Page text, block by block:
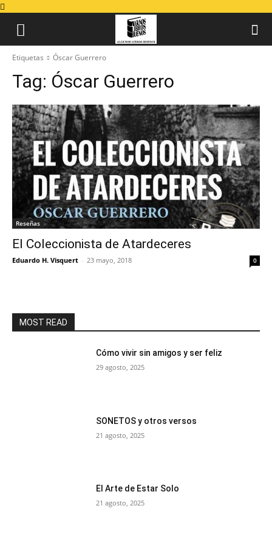
Etiquetas Óscar Guerrero
Tag: Óscar Guerrero
Reseñas
El Coleccionista de Atardeceres
Eduardo H. Visquert - 23 mayo, 2018 0
MOST READ
Cómo vivir sin amigos y ser feliz
29 agosto, 2025
SONETOS y otros versos
21 agosto, 2025
El Arte de Estar Solo
21 agosto, 2025